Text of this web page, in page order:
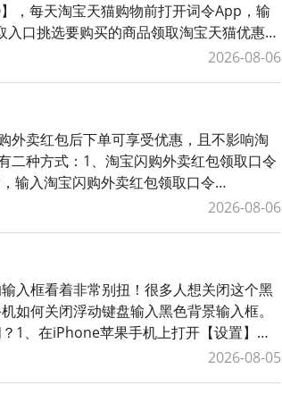
，每天淘宝天猫购物前打开词令App，输
口挑选要购买的商品领取淘宝天猫优惠
2026-08-06
外卖红包后下单可享受优惠，且不影响淘
二种方式：1、淘宝闪购外卖红包领取口令
输入淘宝闪购外卖红包领取口令
2026-08-06
入框看着非常别扭！很多人想关闭这个黑
何关闭浮动键盘输入黑色背景输入框。
1、在iPhone苹果手机上打开【设置】，
2026-08-05